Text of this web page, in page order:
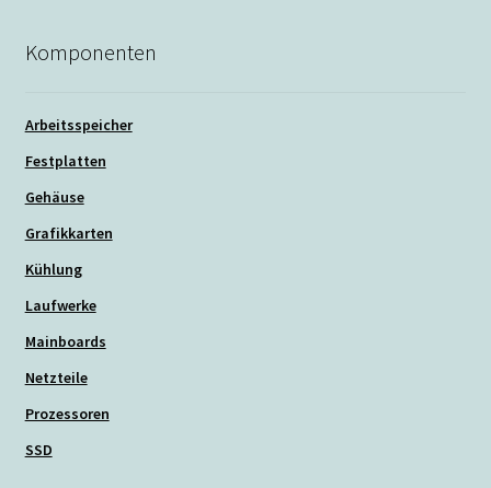
Komponenten
Arbeitsspeicher
Festplatten
Gehäuse
Grafikkarten
Kühlung
Laufwerke
Mainboards
Netzteile
Prozessoren
SSD